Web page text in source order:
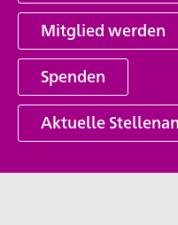
Mitglied werden
Spenden
Aktuelle